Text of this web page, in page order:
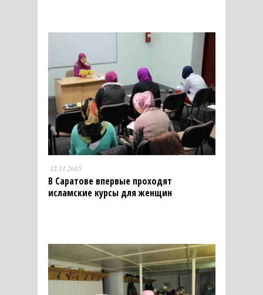
12.11.2015
В Саратове впервые проходят
исламские курсы для женщин